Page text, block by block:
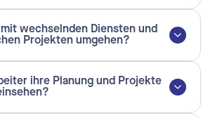
wechselnden Diensten und
Projekten umgehen?
ihre Planung und Projekte